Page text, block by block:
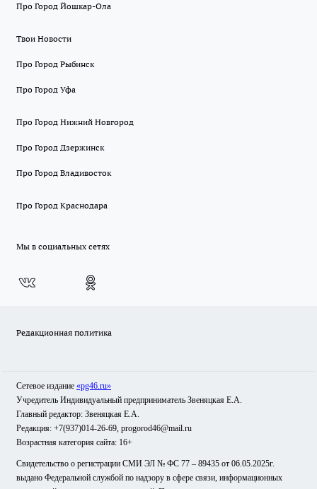
Про Город Йошкар-Ола
Твои Новости
Про Город Рыбинск
Про Город Уфа
Про Город Нижний Новгород
Про Город Дзержинск
Про Город Владивосток
Про Город Краснодара
Мы в социальных сетях
Редакционная политика
Сетевое издание «pg46.ru»
Учредитель Индивидуальный предприниматель Звеняцкая Е.А.
Главный редактор: Звеняцкая Е.А.
Редакция: +7(937)014-26-69, progorod46@mail.ru
Возрастная категория сайта: 16+
Свидетельство о регистрации СМИ ЭЛ № ФС 77 – 89435 от 06.05.2025г.
выдано Федеральной службой по надзору в сфере связи, информационных